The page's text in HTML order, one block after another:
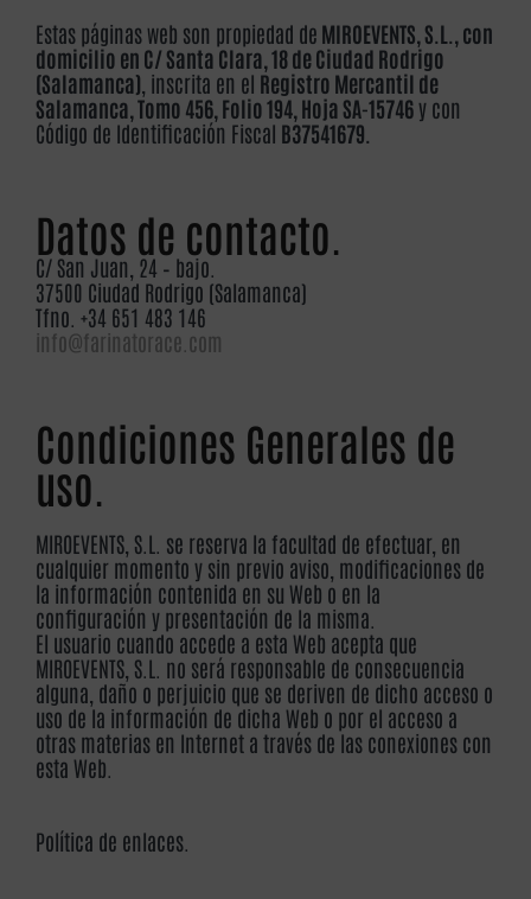
Estas páginas web son propiedad de MIROEVENTS, S.L., con
domicilio en C/ Santa Clara, 18 de Ciudad Rodrigo
(Salamanca) , inscrita en el Registro Mercantil de
Salamanca, Tomo 456, Folio 194, Hoja SA-15746y con
Código de Identificación Fiscal B37541679.
Datos de contacto.
C/ San Juan, 24 – bajo.
37500 Ciudad Rodrigo (Salamanca)
Tfno. +34 651 483 146
info@farinatorace.com
Condiciones Generales de
uso.
MIROEVENTS, S.L. se reserva la facultad de efectuar, en
cualquier momento y sin previo aviso, modificaciones de
la información contenida en su Web o en la
configuración y presentación de la misma.
El usuario cuando accede a esta Web acepta que
MIROEVENTS, S.L. no será responsable de consecuencia
alguna, daño o perjuicio que se deriven de dicho acceso o
uso de la información de dicha Web o por el acceso a
otras materias en Internet a través de las conexiones con
esta Web.
Política de enlaces.